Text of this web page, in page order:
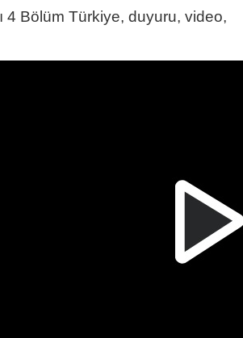
4 Bölüm Türkiye, duyuru, video,